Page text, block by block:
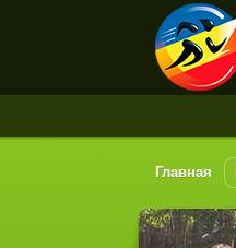
Главная